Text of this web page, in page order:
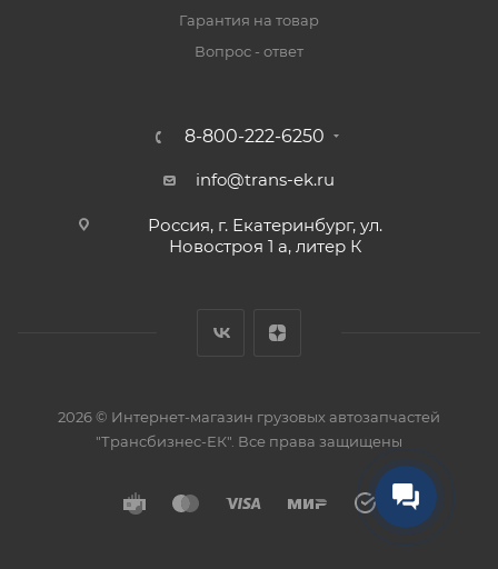
Гарантия на товар
Вопрос - ответ
8-800-222-6250
info@trans-ek.ru
Россия, г. Екатеринбург, ул.
Новостроя 1 а, литер К
2026 © Интернет-магазин грузовых автозапчастей
"Трансбизнес-ЕК". Все права защищены